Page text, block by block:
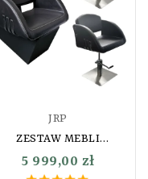
JRP
ZESTAW MEBLI
FRYZJERSKICH SAMMY
TECH OKAZJA!! MYJNIA
5 999,00 zł